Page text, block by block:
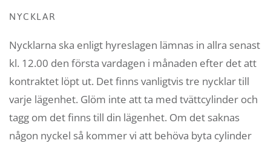
NYCKLAR
Nycklarna ska enligt hyreslagen lämnas in allra senast
kl. 12.00 den första vardagen i månaden efter det att
kontraktet löpt ut. Det finns vanligtvis tre nycklar till
varje lägenhet. Glöm inte att ta med tvättcylinder och
tagg om det finns till din lägenhet. Om det saknas
någon nyckel så kommer vi att behöva byta cylinder